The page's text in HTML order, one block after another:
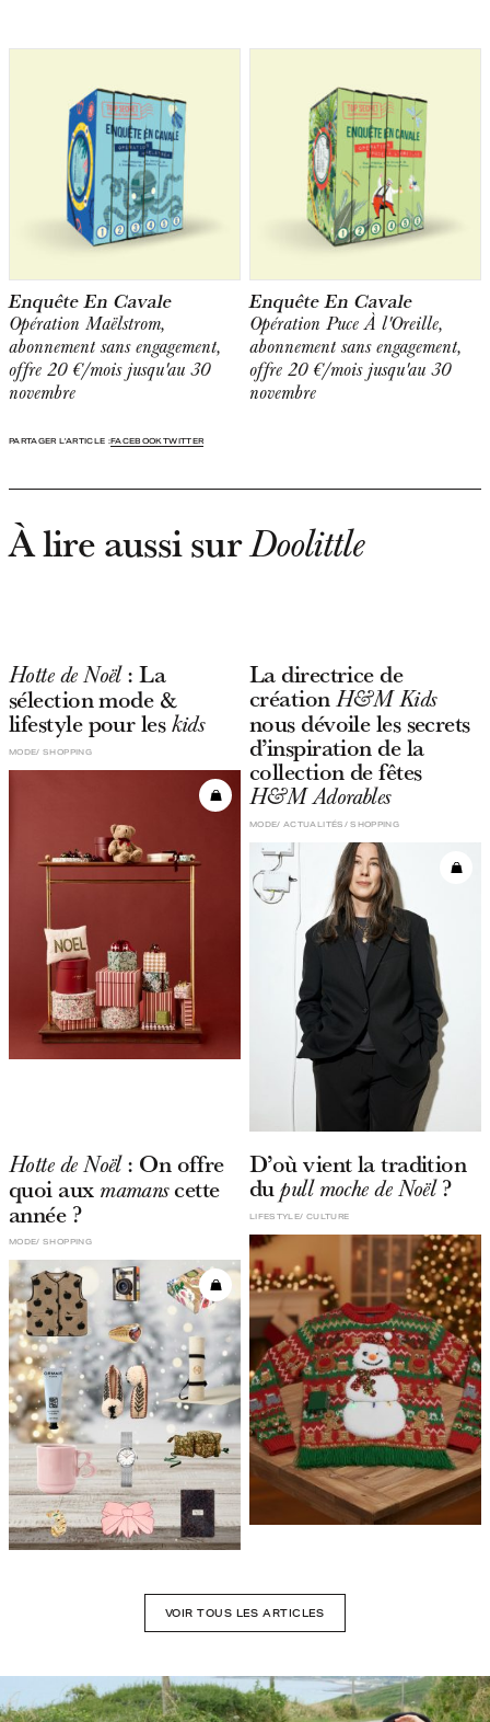
Enquête En Cavale
Opération Maëlstrom,
abonnement sans engagement,
offre 20 €/mois jusqu'au 30
novembre
Enquête En Cavale
Opération Puce À l'Oreille,
abonnement sans engagement,
offre 20 €/mois jusqu'au 30
novembre
PARTAGER L'ARTICLE :FACEBOOK TWITTER
À lire aussi surDoolittle
Hotte de Noël: La
sélection mode &
lifestyle pour leskids
MODE SHOPPING
La directrice de
créationH&M Kids
nous dévoile les secrets
d’inspiration de la
collection de fêtes
H&M Adorables
ACTUALITÉS
MODE SHOPPING
Hotte de Noël: On offre
quoi aux mamanscette
année ?
MODE SHOPPING
D’où vient la tradition
dupull moche de Noël?
CULTURE
LIFESTYLE
VOIR TOUS LES ARTICLES